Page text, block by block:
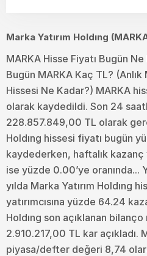
Marka Yatırım Holdıng
MARKA Hisse Fiyatı Bugün
Bugün MARKA Kaç TL? (Anlık
Hissesi Ne Kadar?) MARKA
olarak kaydedildi. Son 24
228.857.849,00 TL olarak
Holdıng hissesi fiyatı bugün
kaydederken, haftalık kazanç
ise yüzde 0.00’ye oranında...
yılda Marka Yatırım Holdıng
yatırımcısına yüzde 64.24
Holdıng son açıklanan bilanço
2.910.217,00 TL kar açıkladı.
piyasa/defter değeri 8,74